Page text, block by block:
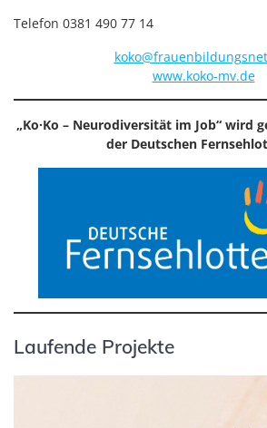
Telefon 0381 490 77 14
www.koko-mv.de
„Ko·Ko – Neurodiversität im Job“ wird
der Deutschen
Laufende Projekte